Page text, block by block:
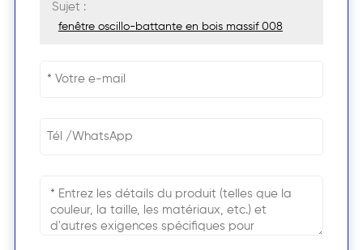
Sujet :
fenêtre oscillo-battante en bois massif 008